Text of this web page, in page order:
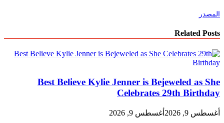
المصدر
Related Posts
Best Believe Kylie Jenner is Bejeweled as She
Celebrates 29th Birthday
أغسطس 9, 2026 أغسطس 9, 2026